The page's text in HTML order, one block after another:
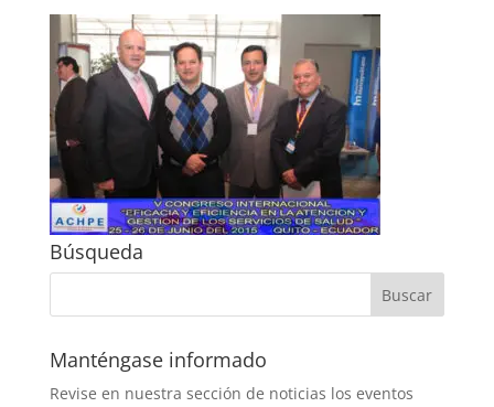
Búsqueda
Manténgase informado
Revise en nuestra sección de noticias los eventos